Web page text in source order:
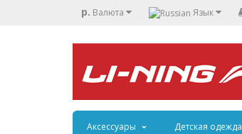
р. Валюта Язык
Аксессуары Детская одежда